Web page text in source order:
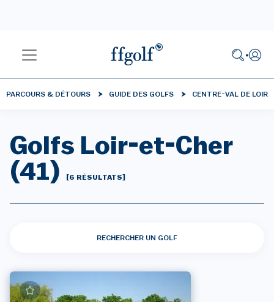
PARCOURS & DÉTOURS GUIDE DES GOLFS CENTRE-VAL DE LOIRE
Golfs Loir-et-Cher
(41)
[6 RÉSULTATS]
RECHERCHER UN GOLF